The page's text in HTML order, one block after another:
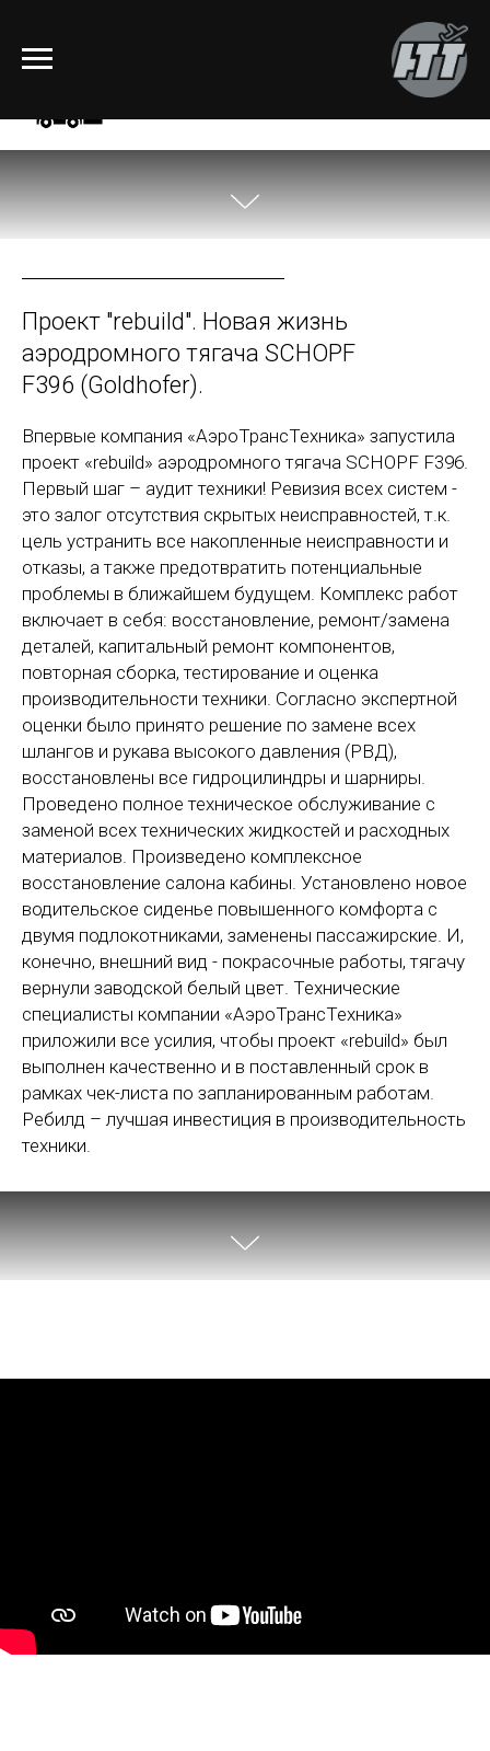
Проект "rebuild". Новая жизнь
аэродромного тягача SCHOPF
F396 (Goldhofer).
Впервые компания «АэроТрансТехника» запустила
проект «rebuild» аэродромного тягача SCHOPF F396.
Первый шаг – аудит техники! Ревизия всех систем -
это залог отсутствия скрытых неисправностей, т.к.
цель устранить все накопленные неисправности и
отказы, а также предотвратить потенциальные
проблемы в ближайшем будущем. Комплекс работ
включает в себя: восстановление, ремонт/замена
деталей, капитальный ремонт компонентов,
повторная сборка, тестирование и оценка
производительности техники. Согласно экспертной
оценки было принято решение по замене всех
шлангов и рукава высокого давления (РВД),
восстановлены все гидроцилиндры и шарниры.
Проведено полное техническое обслуживание с
заменой всех технических жидкостей и расходных
материалов. Произведено комплексное
восстановление салона кабины. Установлено новое
водительское сиденье повышенного комфорта с
двумя подлокотниками, заменены пассажирские. И,
конечно, внешний вид - покрасочные работы, тягачу
вернули заводской белый цвет. Технические
специалисты компании «АэроТрансТехника»
приложили все усилия, чтобы проект «rebuild» был
выполнен качественно и в поставленный срок в
рамках чек-листа по запланированным работам.
Ребилд – лучшая инвестиция в производительность
техники.